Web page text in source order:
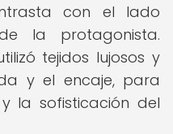
con el lado
la protagonista.
tejidos lujosos y
y el encaje, para
la sofisticación del